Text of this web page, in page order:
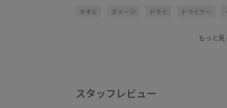
タオル ダメージ ドライ ドライヤー
もっと見
スタッフレビュー